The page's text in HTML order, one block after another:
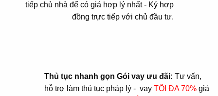
tiếp chủ nhà để có giá hợp lý nhất - Ký hợp
đồng trực tiếp với chủ đầu tư.
Thủ tục nhanh gọn Gói vay ưu đãi: Tư vấn,
hỗ trợ làm thủ tục pháp lý - vay TỐI ĐA 70% giá